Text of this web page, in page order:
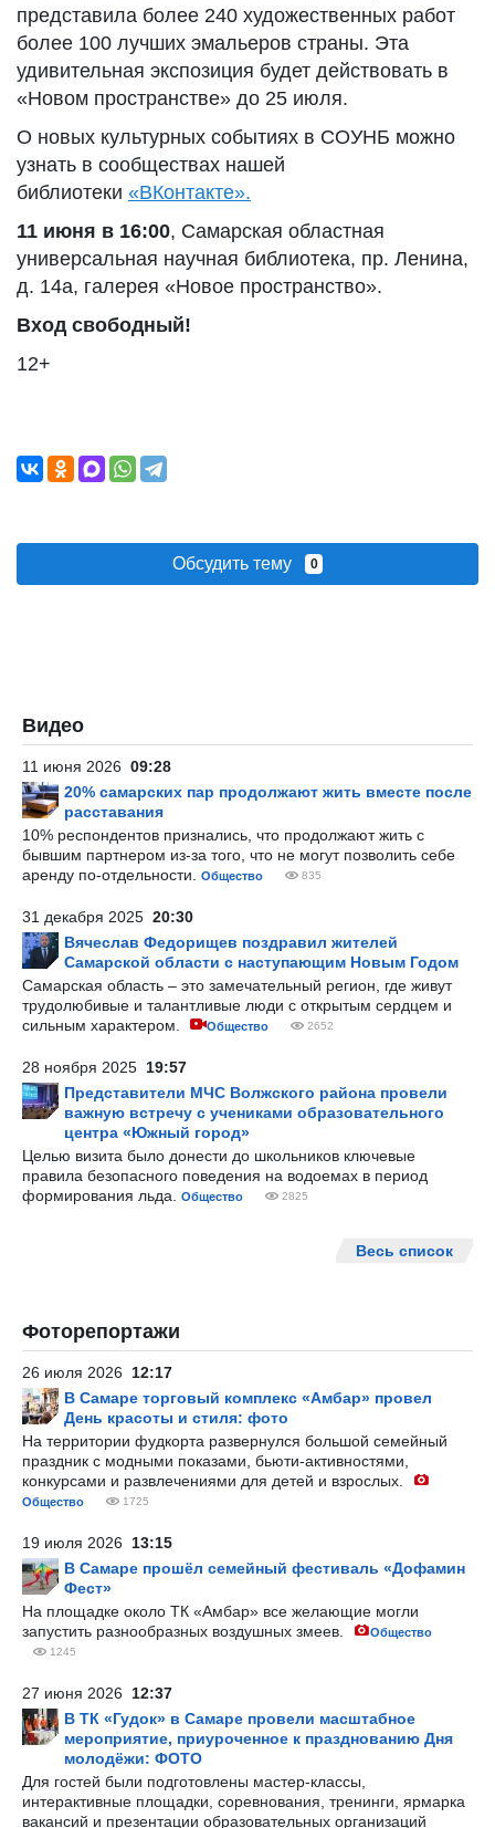
представила более 240 художественных работ
более 100 лучших эмальеров страны. Эта
удивительная экспозиция будет действовать в
«Новом пространстве» до 25 июля.
О новых культурных событиях в СОУНБ можно
узнать в сообществах нашей
библиотеки «ВКонтакте».
11 июня в 16:00, Самарская областная
универсальная научная библиотека, пр. Ленина,
д. 14а, галерея «Новое пространство».
Вход свободный!
12+
Обсудить тему 0
Видео
11 июня 2026 09:28
20% самарских пар продолжают жить вместе после
расставания
10% респондентов признались, что продолжают жить с
бывшим партнером из-за того, что не могут позволить себе
аренду по-отдельности.
Общество 835
31 декабря 2025 20:30
Вячеслав Федорищев поздравил жителей
Самарской области с наступающим Новым Годом
Самарская область – это замечательный регион, где живут
трудолюбивые и талантливые люди с открытым сердцем и
сильным характером.
Общество 2652
28 ноября 2025 19:57
Представители МЧС Волжского района провели
важную встречу с учениками образовательного
центра «Южный город»
Целью визита было донести до школьников ключевые
правила безопасного поведения на водоемах в период
формирования льда.
Общество 2825
Весь список
Фоторепортажи
26 июля 2026 12:17
В Самаре торговый комплекс «Амбар» провел
День красоты и стиля: фото
На территории фудкорта развернулся большой семейный
праздник с модными показами, бьюти-активностями,
конкурсами и развлечениями для детей и взрослых.
Общество 1725
19 июля 2026 13:15
В Самаре прошёл семейный фестиваль «Дофамин
Фест»
На площадке около ТК «Амбар» все желающие могли
запустить разнообразных воздушных змеев.
Общество
1245
27 июня 2026 12:37
В ТК «Гудок» в Самаре провели масштабное
мероприятие, приуроченное к празднованию Дня
молодёжи: ФОТО
Для гостей были подготовлены мастер-классы,
интерактивные площадки, соревнования, тренинги, ярмарка
вакансий и презентации образовательных организаций